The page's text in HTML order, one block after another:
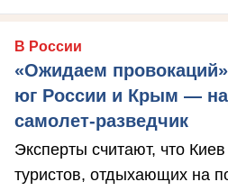
В России
«Ожидаем
юг России и Крым —
самолет-разведчик
Эксперты считают, что Киев
туристов, отдыхающих на